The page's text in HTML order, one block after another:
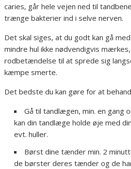
caries, går hele vejen ned til
trænge bakterier ind i selve nerven.
Det skal siges, at du godt kan gå
mindre hul ikke nødvendigvis
rodbetændelse til at sprede sig
kæmpe smerte.
Det bedste du kan gøre for at
Gå til tandlægen, min. en gang
kan din tandlæge holde øje med
evt. huller.
Børst dine tænder min. 2
de børster deres tænder og de